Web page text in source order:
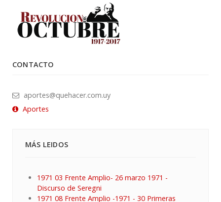
CONTACTO
aportes@quehacer.com.uy
Aportes
MÁS LEIDOS
1971 03 Frente Amplio- 26 marzo 1971 -
Discurso de Seregni
1971 08 Frente Amplio -1971 - 30 Primeras